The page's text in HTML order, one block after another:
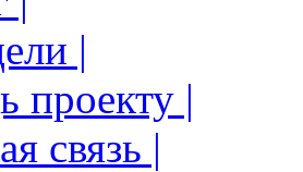
|
проекту |
связь |